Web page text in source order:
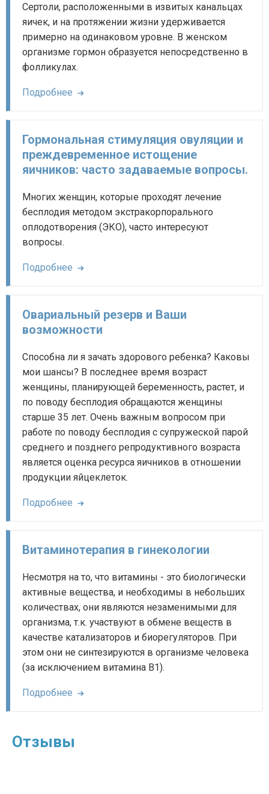
Сертоли, расположенными в извитых канальцах
яичек, и на протяжении жизни удерживается
примерно на одинаковом уровне. В женском
организме гормон образуется непосредственно в
фолликулах.
Подробнее
Гормональная стимуляция овуляции и
преждевременное истощение
яичников: часто задаваемые вопросы.
Многих женщин, которые проходят лечение
бесплодия методом экстракорпорального
оплодотворения (ЭКО), часто интересуют
вопросы.
Подробнее
Овариальный резерв и Ваши
возможности
Способна ли я зачать здорового ребенка? Каковы
мои шансы? В последнее время возраст
женщины, планирующей беременность, растет, и
по поводу бесплодия обращаются женщины
старше 35 лет. Очень важным вопросом при
работе по поводу бесплодия с супружеской парой
среднего и позднего репродуктивного возраста
является оценка ресурса яичников в отношении
продукции яйцеклеток.
Подробнее
Витаминотерапия в гинекологии
Несмотря на то, что витамины - это биологически
активные вещества, и необходимы в небольших
количествах, они являются незаменимыми для
организма, т.к. участвуют в обмене веществ в
качестве катализаторов и биорегуляторов. При
этом они не синтезируются в организме человека
(за исключением витамина В1).
Подробнее
Отзывы